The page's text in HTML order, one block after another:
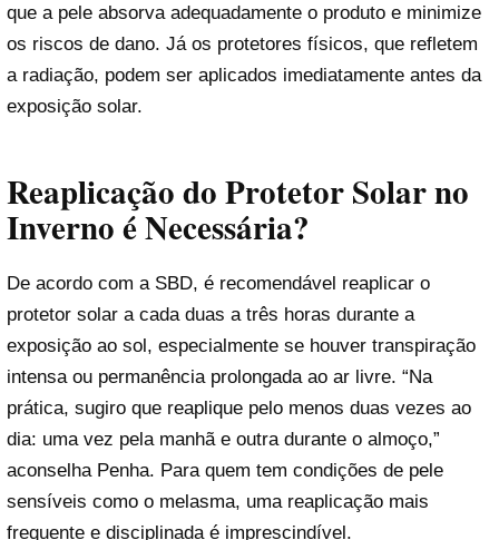
que a pele absorva adequadamente o produto e minimize
os riscos de dano. Já os protetores físicos, que refletem
a radiação, podem ser aplicados imediatamente antes da
exposição solar.
Reaplicação do Protetor Solar no
Inverno é Necessária?
De acordo com a SBD, é recomendável reaplicar o
protetor solar a cada duas a três horas durante a
exposição ao sol, especialmente se houver transpiração
intensa ou permanência prolongada ao ar livre. “Na
prática, sugiro que reaplique pelo menos duas vezes ao
dia: uma vez pela manhã e outra durante o almoço,”
aconselha Penha. Para quem tem condições de pele
sensíveis como o melasma, uma reaplicação mais
frequente e disciplinada é imprescindível.